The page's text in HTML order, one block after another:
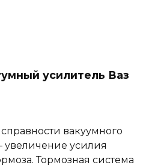
усилитель Ваз
вакуумного
увеличение усилия
Тормозная система